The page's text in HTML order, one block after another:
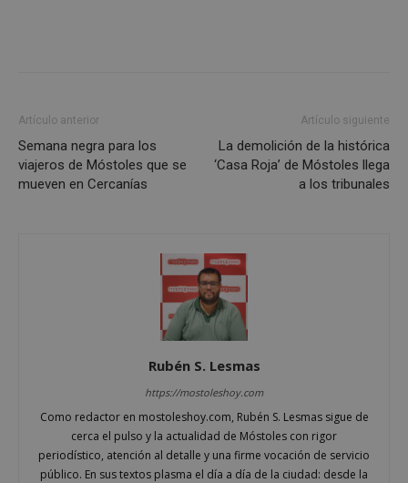
Artículo anterior
Semana negra para los
viajeros de Móstoles que se
mueven en Cercanías
Artículo siguiente
La demolición de la histórica
‘Casa Roja’ de Móstoles llega
a los tribunales
Rubén S. Lesmas
https://mostoleshoy.com
Como redactor en mostoleshoy.com, Rubén S. Lesmas sigue de
cerca el pulso y la actualidad de Móstoles con rigor
periodístico, atención al detalle y una firme vocación de servicio
público. En sus textos plasma el día a día de la ciudad: desde la
Cookies estrictamente necesarias
Cookies no clasificadas
Las cookies estrictamente necesarias permiten la
funcionalidad principal del sitio web, como el
inicio de sesión de usuario y la gestión de cuentas.
las cookies estrictamente necesarias.
Proveedor
__cf_bm
Cloudflare Inc.